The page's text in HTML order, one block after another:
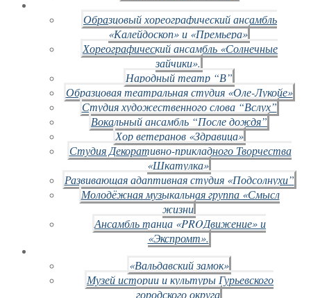
Образцовый хореографический ансамбль
«Калейдоскоп» и «Премьера»
Хореографический ансамбль «Солнечные
зайчики».
Народный театр “В”
Образцовая театральная студия «Оле-Лукойе»
Студия художественного слова “Вслух”
Вокальный ансамбль “После дождя”
Хор ветеранов «Здравица»
Студия Декоративно-прикладного Творчества
«Шкатулка»
Развивающая адаптивная студия «Подсолнухи”
Молодёжная музыкальная группа «Смысл
жизни
Ансамбль танца «PROДвижение» и
«Экспромт».
«Вальдавский замок»
Музей истории и культуры Гурьевского
городского округа